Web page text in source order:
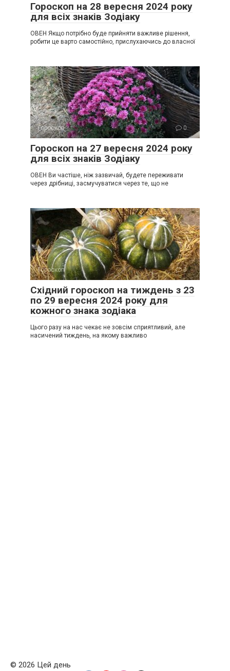
Гороскоп на 28 вересня 2024 року
для всіх знаків Зодіаку
ОВЕН Якщо потрібно буде прийняти важливе рішення,
робити це варто самостійно, прислухаючись до власної
Гороскоп 0
Гороскоп на 27 вересня 2024 року
для всіх знаків Зодіаку
ОВЕН Ви частіше, ніж зазвичай, будете переживати
через дрібниці, засмучуватися через те, що не
Гороскоп 0
Східний гороскоп на тиждень з 23
по 29 вересня 2024 року для
кожного знака зодіака
Цього разу на нас чекає не зовсім сприятливий, але
насичений тиждень, на якому важливо
© 2026 Цей день